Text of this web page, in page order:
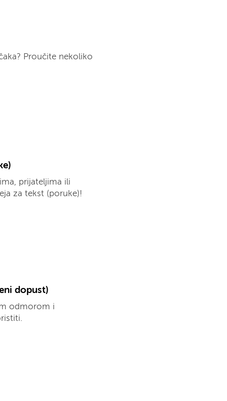
Proučite nekoliko
prijateljima ili
za tekst (poruke)!
dopust)
odmorom i